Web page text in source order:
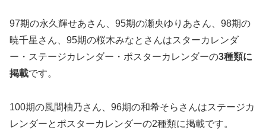
97期の永久輝せあさん、95期の瀬央ゆりあさん、98期の
暁千星さん、95期の桜木みなとさんはスターカレンダ
ー・ステージカレンダー・ポスターカレンダーの3種類に
掲載です。
100期の風間柚乃さん、96期の和希そらさんはステージカ
レンダーとポスターカレンダーの2種類に掲載です。